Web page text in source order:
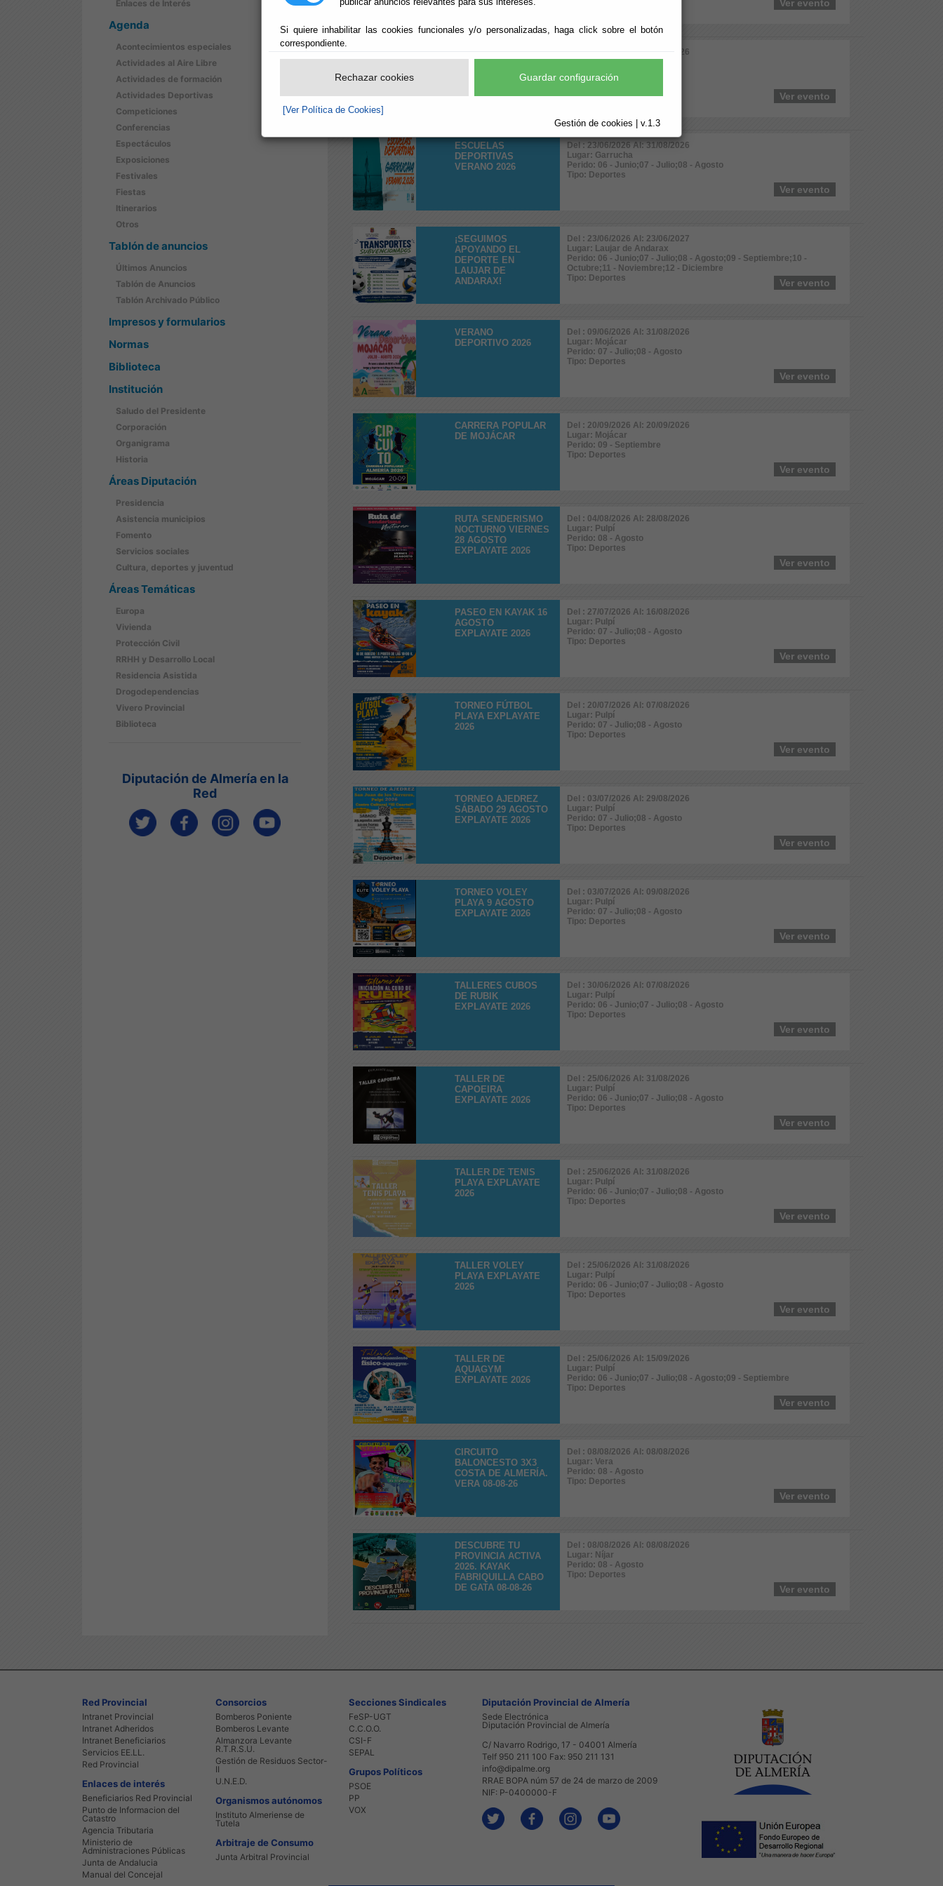
Si quiere inhabilitar las cookies funcionales y/o personalizadas, haga click sobre el botón
correspondiente.
Rechazar cookies Guardar configuración
[Ver Política de Cookies]
Gestión de cookies | v.1.3
Enlaces de Interés
Agenda
Acontecimientos especiales
Actividades al Aire Libre
Actividades de formación
Actividades Deportivas
Competiciones
Conferencias
Espectáculos
Exposiciones
Festivales
Fiestas
Itinerarios
Otros
Tablón de anuncios
Últimos Anuncios
Tablón de Anuncios
Tablón Archivado Público
Impresos y formularios
Normas
Biblioteca
Institución
Saludo del Presidente
Corporación
Organigrama
Historia
Áreas Diputación
Presidencia
Asistencia municipios
Fomento
Servicios sociales
Cultura, deportes y juventud
Áreas Temáticas
Europa
Vivienda
Protección Civil
RRHH y Desarrollo Local
Residencia Asistida
Drogodependencias
Vivero Provincial
Biblioteca
Diputación de Almería en la
Red
Ver evento
Del : 25/07/2026 Al: 31/08/2026
Lugar: Garrucha
Perido: 07 - Julio;08 - Agosto
Tipo: Deportes
Ver evento
ESCUELAS
DEPORTIVAS
VERANO 2026
Del : 23/06/2026 Al: 31/08/2026
Lugar: Garrucha
Perido: 06 - Junio;07 - Julio;08 - Agosto
Tipo: Deportes
Ver evento
¡SEGUIMOS
APOYANDO EL
DEPORTE EN
LAUJAR DE
ANDARAX!
Del : 23/06/2026 Al: 23/06/2027
Lugar: Laujar de Andarax
Perido: 06 - Junio;07 - Julio;08 - Agosto;09 - Septiembre;10 -
Octubre;11 - Noviembre;12 - Diciembre
Tipo: Deportes
Ver evento
VERANO
DEPORTIVO 2026
Del : 09/06/2026 Al: 31/08/2026
Lugar: Mojácar
Perido: 07 - Julio;08 - Agosto
Tipo: Deportes
Ver evento
CARRERA POPULAR
DE MOJÁCAR
Del : 20/09/2026 Al: 20/09/2026
Lugar: Mojácar
Perido: 09 - Septiembre
Tipo: Deportes
Ver evento
RUTA SENDERISMO
NOCTURNO VIERNES
28 AGOSTO
EXPLAYATE 2026
Del : 04/08/2026 Al: 28/08/2026
Lugar: Pulpí
Perido: 08 - Agosto
Tipo: Deportes
Ver evento
PASEO EN KAYAK 16
AGOSTO
EXPLAYATE 2026
Del : 27/07/2026 Al: 16/08/2026
Lugar: Pulpí
Perido: 07 - Julio;08 - Agosto
Tipo: Deportes
Ver evento
TORNEO FÚTBOL
PLAYA EXPLAYATE
2026
Del : 20/07/2026 Al: 07/08/2026
Lugar: Pulpí
Perido: 07 - Julio;08 - Agosto
Tipo: Deportes
Ver evento
TORNEO AJEDREZ
SÁBADO 29 AGOSTO
EXPLAYATE 2026
Del : 03/07/2026 Al: 29/08/2026
Lugar: Pulpí
Perido: 07 - Julio;08 - Agosto
Tipo: Deportes
Ver evento
TORNEO VOLEY
PLAYA 9 AGOSTO
EXPLAYATE 2026
Del : 03/07/2026 Al: 09/08/2026
Lugar: Pulpí
Perido: 07 - Julio;08 - Agosto
Tipo: Deportes
Ver evento
TALLERES CUBOS
DE RUBIK
EXPLAYATE 2026
Del : 30/06/2026 Al: 07/08/2026
Lugar: Pulpí
Perido: 06 - Junio;07 - Julio;08 - Agosto
Tipo: Deportes
Ver evento
TALLER DE
CAPOEIRA
EXPLAYATE 2026
Del : 25/06/2026 Al: 31/08/2026
Lugar: Pulpí
Perido: 06 - Junio;07 - Julio;08 - Agosto
Tipo: Deportes
Ver evento
TALLER DE TENIS
PLAYA EXPLAYATE
2026
Del : 25/06/2026 Al: 31/08/2026
Lugar: Pulpí
Perido: 06 - Junio;07 - Julio;08 - Agosto
Tipo: Deportes
Ver evento
TALLER VOLEY
PLAYA EXPLAYATE
2026
Del : 25/06/2026 Al: 31/08/2026
Lugar: Pulpí
Perido: 06 - Junio;07 - Julio;08 - Agosto
Tipo: Deportes
Ver evento
TALLER DE
AQUAGYM
EXPLAYATE 2026
Del : 25/06/2026 Al: 15/09/2026
Lugar: Pulpí
Perido: 06 - Junio;07 - Julio;08 - Agosto;09 - Septiembre
Tipo: Deportes
Ver evento
CIRCUITO
BALONCESTO 3X3
COSTA DE ALMERÍA.
VERA 08-08-26
Del : 08/08/2026 Al: 08/08/2026
Lugar: Vera
Perido: 08 - Agosto
Tipo: Deportes
Ver evento
DESCUBRE TU
PROVINCIA ACTIVA
2026. KAYAK
FABRIQUILLA CABO
DE GATA 08-08-26
Del : 08/08/2026 Al: 08/08/2026
Lugar: Níjar
Perido: 08 - Agosto
Tipo: Deportes
Ver evento
Red Provincial
Intranet Provincial
Intranet Adheridos
Intranet Beneficiarios
Servicios EE.LL.
Red Provincial
Enlaces de interés
Beneficiarios Red Provincial
Punto de Informacion del
Catastro
Agencia Tributaria
Ministerio de
Administraciones Públicas
Junta de Andalucia
Manual del Concejal
Consorcios
Bomberos Poniente
Bomberos Levante
Almanzora Levante
R.T.R.S.U.
Gestión de Residuos Sector-
II
U.N.E.D.
Organismos autónomos
Instituto Almeriense de
Tutela
Arbitraje de Consumo
Junta Arbitral Provincial
Secciones Sindicales
FeSP-UGT
C.C.O.O.
CSI-F
SEPAL
Grupos Políticos
PSOE
PP
VOX
Diputación Provincial de Almería
Sede Electrónica
Diputación Provincial de Almería
C/ Navarro Rodrigo, 17 - 04001 Almería
Telf 950 211 100 Fax: 950 211 131
info@dipalme.org
RRAE BOPA núm 57 de 24 de marzo de 2009
NIF: P-0400000-F